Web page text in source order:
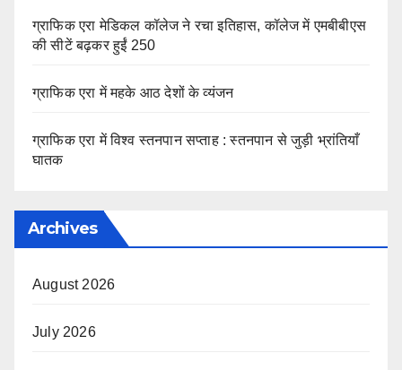
ग्राफिक एरा मेडिकल कॉलेज ने रचा इतिहास, कॉलेज में एमबीबीएस
की सीटें बढ़कर हुईं 250
ग्राफिक एरा में महके आठ देशों के व्यंजन
ग्राफिक एरा में विश्व स्तनपान सप्ताह : स्तनपान से जुड़ी भ्रांतियाँ
घातक
Archives
August 2026
July 2026